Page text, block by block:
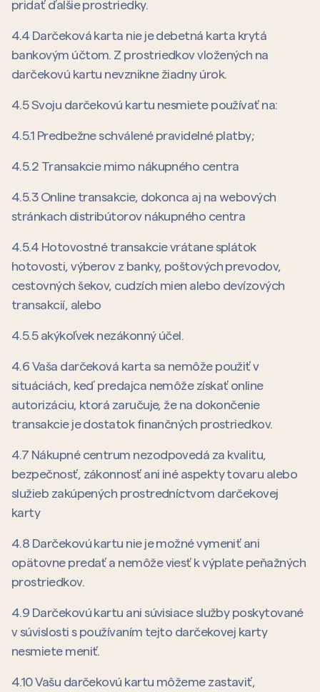
pridať ďalšie prostriedky.
4.4 Darčeková karta nie je debetná karta krytá
bankovým účtom. Z prostriedkov vložených na
darčekovú kartu nevznikne žiadny úrok.
4.5 Svoju darčekovú kartu nesmiete používať na:
4.5.1 Predbežne schválené pravidelné platby;
4.5.2 Transakcie mimo nákupného centra
4.5.3 Online transakcie, dokonca aj na webových
stránkach distribútorov nákupného centra
4.5.4 Hotovostné transakcie vrátane splátok
hotovosti, výberov z banky, poštových prevodov,
cestovných šekov, cudzích mien alebo devízových
transakcií, alebo
4.5.5 akýkoľvek nezákonný účel.
4.6 Vaša darčeková karta sa nemôže použiť v
situáciách, keď predajca nemôže získať online
autorizáciu, ktorá zaručuje, že na dokončenie
transakcie je dostatok finančných prostriedkov.
4.7 Nákupné centrum nezodpovedá za kvalitu,
bezpečnosť, zákonnosť ani iné aspekty tovaru alebo
služieb zakúpených prostredníctvom darčekovej
karty
4.8 Darčekovú kartu nie je možné vymeniť ani
opätovne predať a nemôže viesť k výplate peňažných
prostriedkov.
4.9 Darčekovú kartu ani súvisiace služby poskytované
v súvislosti s používaním tejto darčekovej karty
nesmiete meniť.
4.10 Vašu darčekovú kartu môžeme zastaviť,